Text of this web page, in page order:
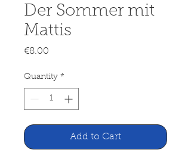
Der Sommer mit
Mattis
€8.00
Quantity *
Add to Cart